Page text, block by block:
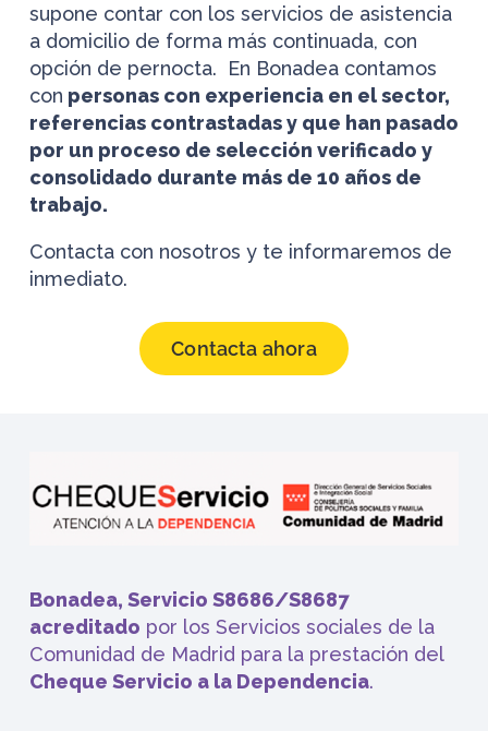
supone contar con los servicios de asistencia
a domicilio de forma más continuada, con
opción de pernocta. En Bonadea contamos
con personas con experiencia en el sector,
referencias contrastadas y que han pasado
por un proceso de selección verificado y
consolidado durante más de 10 años de
trabajo.
Contacta con nosotros y te informaremos de
inmediato.
Contacta ahora
Bonadea, Servicio S8686/S8687
acreditado por los Servicios sociales de la
Comunidad de Madrid para la prestación del
Cheque Servicio a la Dependencia.